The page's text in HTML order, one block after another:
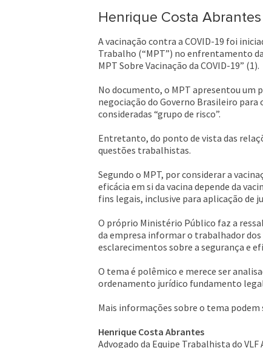
Henrique Costa Abrantes
A vacinação contra a COVID-19 foi
Trabalho (“MPT”) no enfrentamento
MPT Sobre Vacinação da COVID-19” (1).
No documento, o MPT apresentou um
negociação do Governo Brasileiro
consideradas “grupo de risco”.
Entretanto, do ponto de vista das
questões trabalhistas.
Segundo o MPT, por considerar a
eficácia em si da vacina depende da
fins legais, inclusive para aplicação de
O próprio Ministério Público faz a
da empresa informar o trabalhador
esclarecimentos sobre a segurança e
O tema é polêmico e merece ser
ordenamento jurídico fundamento legal
Mais informações sobre o tema podem
Henrique Costa Abrantes
Advogado da Equipe Trabalhista do VLF